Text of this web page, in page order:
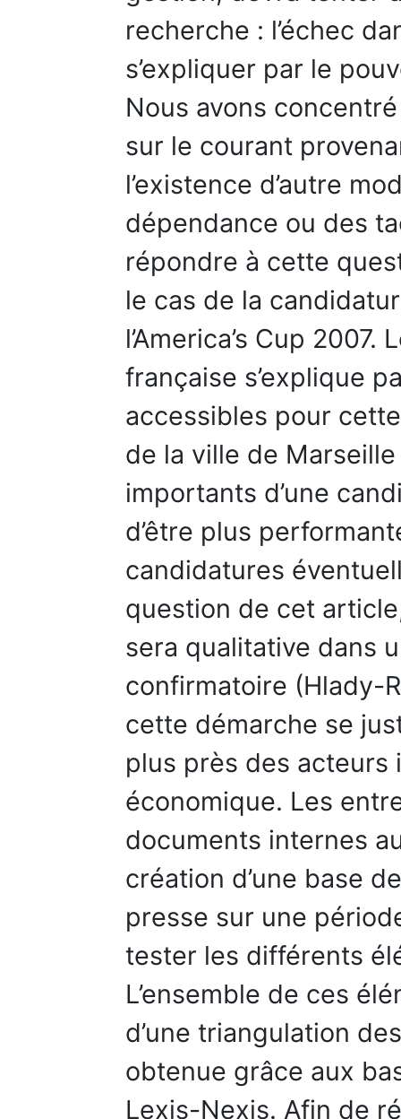
recherche : l’échec
s’expliquer par le
Nous avons
sur le courant
l’existence d’autre
dépendance ou des
répondre à cette
le cas de la
l’America’s Cup
française s’explique
accessibles pour
de la ville de
importants d’une
d’être plus
candidatures
question de cet
sera qualitative dans
confirmatoire (Hlady-
cette démarche se
plus près des
économique. Les
documents internes
création d’une base
presse sur une
tester les différents
L’ensemble de ces
d’une triangulation
obtenue grâce aux
Lexis-Nexis. Afin de